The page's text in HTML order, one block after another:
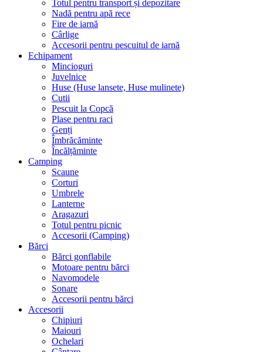
Totul pentru transport și depozitare
Nadă pentru apă rece
Fire de iarnă
Cârlige
Accesorii pentru pescuitul de iarnă
Echipament
Mincioguri
Juvelnice
Huse (Huse lansete, Huse mulinete)
Cutii
Pescuit la Copcă
Plase pentru raci
Genți
Îmbrăcăminte
Încălțăminte
Camping
Scaune
Corturi
Umbrele
Lanterne
Aragazuri
Totul pentru picnic
Accesorii (Camping)
Bărci
Bărci gonflabile
Motoare pentru bărci
Navomodele
Sonare
Accesorii pentru bărci
Accesorii
Chipiuri
Maiouri
Ochelari